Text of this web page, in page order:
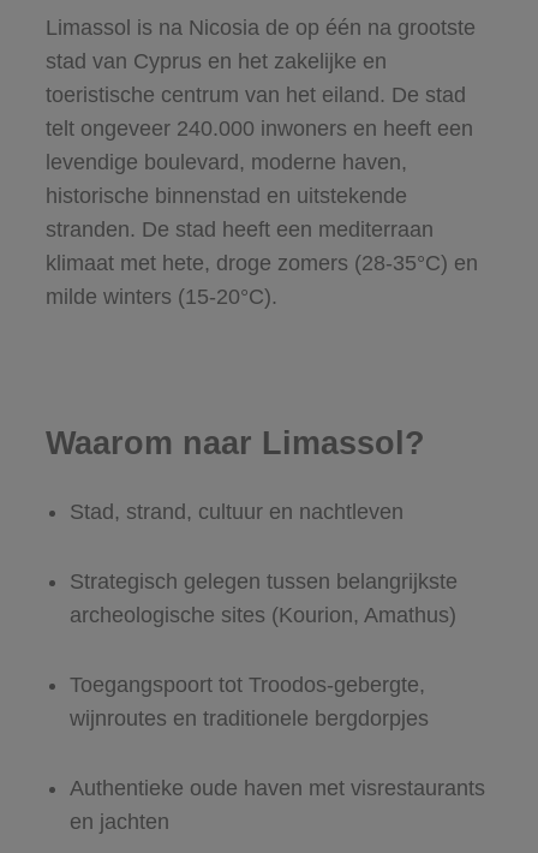
Limassol is na Nicosia de op één na grootste
stad van Cyprus en het zakelijke en
toeristische centrum van het eiland. De stad
telt ongeveer 240.000 inwoners en heeft een
levendige boulevard, moderne haven,
historische binnenstad en uitstekende
stranden. De stad heeft een mediterraan
klimaat met hete, droge zomers (28-35°C) en
milde winters (15-20°C).
Waarom naar Limassol?
Stad, strand, cultuur en nachtleven
Strategisch gelegen tussen belangrijkste
archeologische sites (Kourion, Amathus)
Toegangspoort tot Troodos-gebergte,
wijnroutes en traditionele bergdorpjes
Authentieke oude haven met visrestaurants
en jachten